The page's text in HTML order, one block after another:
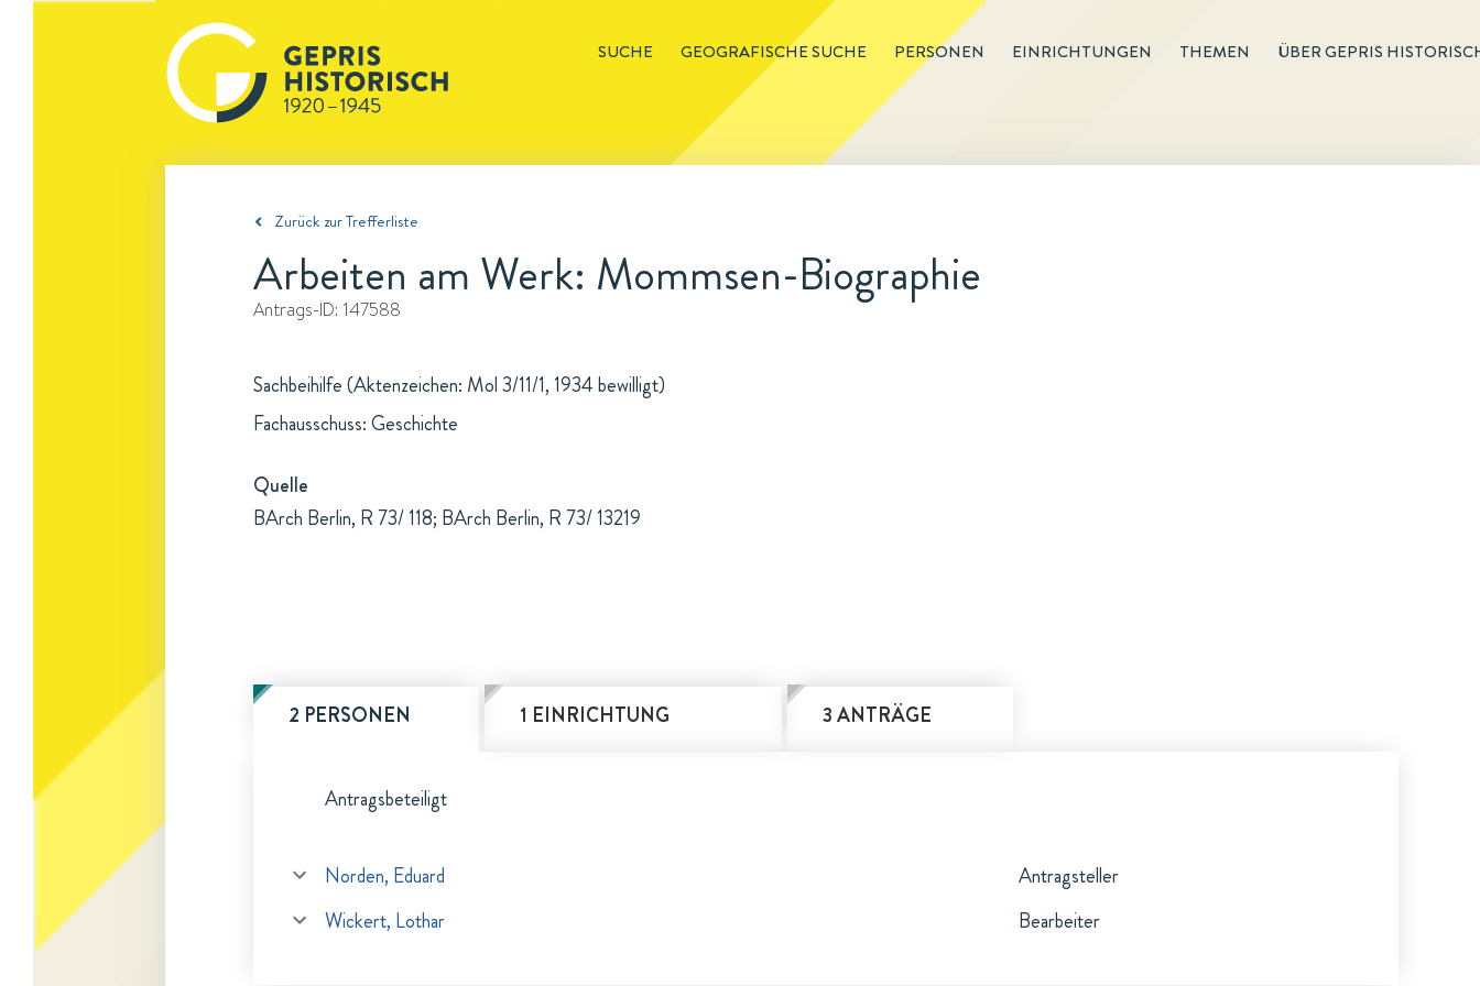
SUCHE GEOGRAFISCHE SUCHE PERSONEN EINRICHTUNGEN THEMEN ÜBER GEPRIS
Zurück zur Trefferliste
Arbeiten am Werk: Mommsen-Biographie
Antrags-ID: 147588
Sachbeihilfe (Aktenzeichen: Mol 3/11/1, 1934 bewilligt)
Fachausschuss: Geschichte
Quelle
BArch Berlin, R 73/ 118; BArch Berlin, R 73/ 13219
2 PERSONEN 1 EINRICHTUNG 3 ANTRÄGE
Antragsbeteiligt
Norden, Eduard
Antragsteller
Wickert, Lothar
Bearbeiter